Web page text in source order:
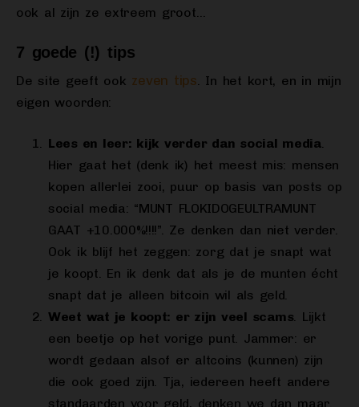
ook al zijn ze extreem groot…
7 goede (!) tips
De site geeft ook zeven tips. In het kort, en in mijn
eigen woorden:
Lees en leer: kijk verder dan social media.
Hier gaat het (denk ik) het meest mis: mensen
kopen allerlei zooi, puur op basis van posts op
social media: “MUNT FLOKIDOGEULTRAMUNT
GAAT +10.000%!!!!”. Ze denken dan niet verder.
Ook ik blijf het zeggen: zorg dat je snapt wat
je koopt. En ik denk dat als je de munten écht
snapt dat je alleen bitcoin wil als geld.
Weet wat je koopt: er zijn veel scams. Lijkt
een beetje op het vorige punt. Jammer: er
wordt gedaan alsof er altcoins (kunnen) zijn
die ook goed zijn. Tja, iedereen heeft andere
standaarden voor geld, denken we dan maar.